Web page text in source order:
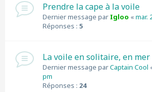
Prendre la cape à la voile
Dernier message par Igloo «mar.
Réponses : 5
La voile en solitaire, en
Dernier message parCaptain Cool
pm
Réponses : 24